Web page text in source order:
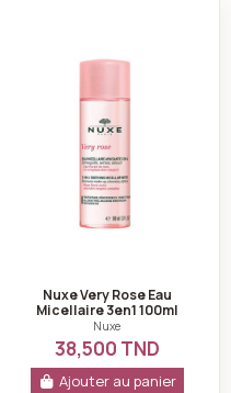
100ml
Nuxe Very Rose Eau
Micellaire 3en1 100ml
Nuxe
38,500 TND
Ajouter au panier